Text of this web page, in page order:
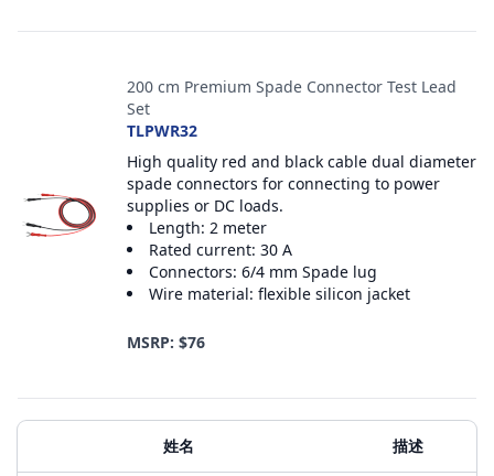
200 cm Premium Spade Connector Test Lead
Set
TLPWR32
High quality red and black cable dual diameter
spade connectors for connecting to power
supplies or DC loads.
Length: 2 meter
Rated current: 30 A
Connectors: 6/4 mm Spade lug
Wire material: flexible silicon jacket
MSRP: $76
附加材料
姓名 描述